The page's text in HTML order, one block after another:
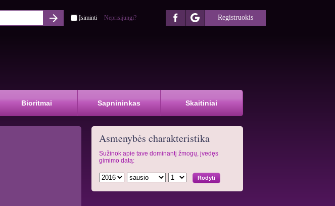
Įsiminti Neprisijungi? Registruokis
Bioritmai Sapnininkas Skaitiniai
Asmenybės charakteristika
Sužinok apie tave dominantį žmogų, įvedęs
gimimo datą: